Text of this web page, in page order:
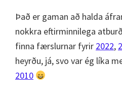
Það er gaman að halda
nokkra eftirminnilega
finna færslurnar fyrir 2022,
heyrðu, já, svo var ég líka
2010